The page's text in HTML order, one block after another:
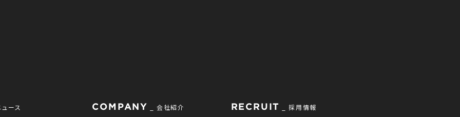
ュース COMPANY 会社紹介 RECRUIT 採用情報